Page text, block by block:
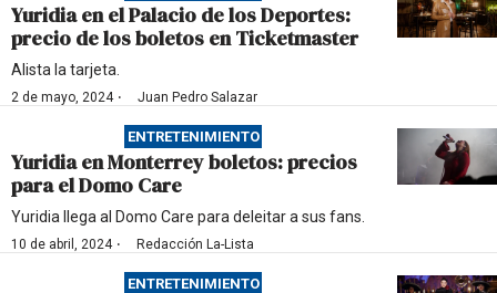
Yuridia en el Palacio de los Deportes:
precio de los boletos en Ticketmaster
Alista la tarjeta.
2 de mayo, 2024· Juan Pedro Salazar
ENTRETENIMIENTO
Yuridia en Monterrey boletos: precios
para el Domo Care
Yuridia llega al Domo Care para deleitar a sus fans.
10 de abril, 2024· Redacción La-Lista
ENTRETENIMIENTO